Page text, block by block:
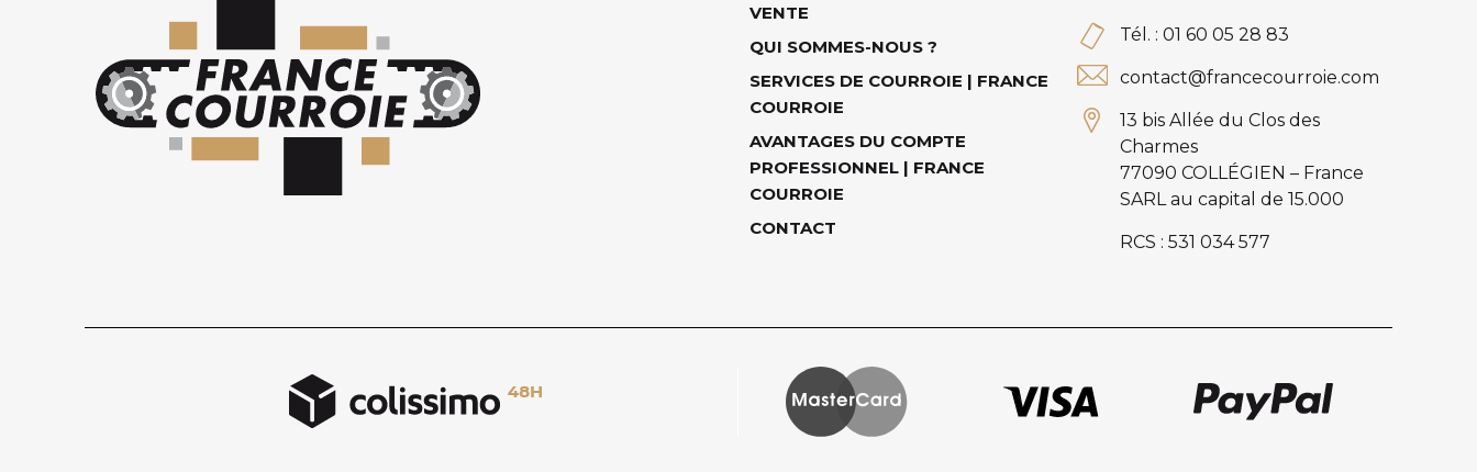
VENTE
QUI SOMMES-NOUS ?
SERVICES DE COURROIE | FRANCE
COURROIE
AVANTAGES DU COMPTE
PROFESSIONNEL | FRANCE
COURROIE
CONTACT
Tél. : 01 60 05 28 83
contact@francecourroie.com
13 bis Allée du Clos des
Charmes
77090 COLLÉGIEN – France
SARL au capital de 15.000
RCS : 531 034 577